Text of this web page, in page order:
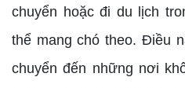
chuyển hoặc đi du lịch
thể mang chó theo. Điều
chuyển đến những nơi